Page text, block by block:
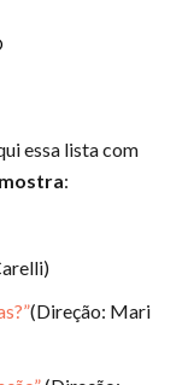
essa lista com
:
(Direção: Mari